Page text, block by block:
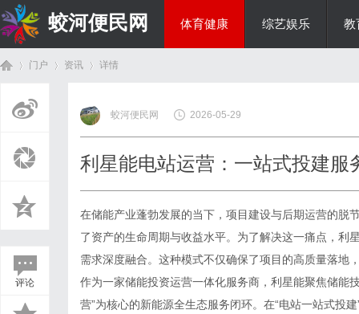
蛟河便民网 体育健康 综艺娱乐 教
门户 资讯
›
详情
评论
蛟河便民网 2026-05-29
利星能电站运营：一站式投建服
在储能产业蓬勃发展的当下，项目建设与后期运营的脱
了资产的生命周期与收益水平。为了解决这一痛点，利
需求深度融合。这种模式不仅确保了项目的高质量落地
作为一家储能投资运营一体化服务商， 利星能聚焦储能
营”为核心的新能源全生态服务闭环。在“电站一站式投